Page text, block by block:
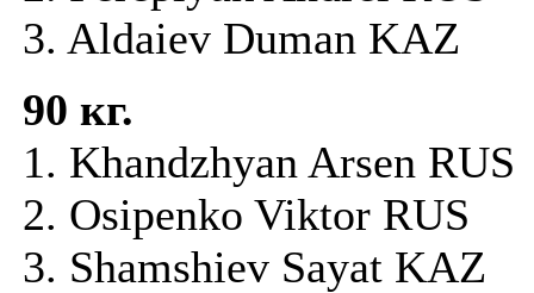
3. Aldaiev Duman KAZ
90 кг.
1. Khandzhyan Arsen
2. Osipenko Viktor RUS
3. Shamshiev Sayat KAZ